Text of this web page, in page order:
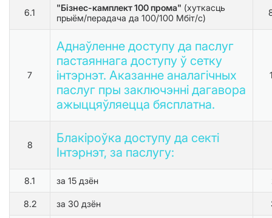
6.1 "Бізнес-камплект 100 прома" (хуткасць
прыём/перадача да 100/100 Мбіт/с)
7
Аднаўленне доступу да паслуг
пастаяннага доступу ў сетку
інтэрнэт. Аказанне аналагічных
паслуг пры заключэнні дагавора
ажыццяўляецца бясплатна.
8
Блакіроўка доступу да секті
Інтэрнэт, за паслугу:
8.1 за 15 дзён
8.2 за 30 дзён